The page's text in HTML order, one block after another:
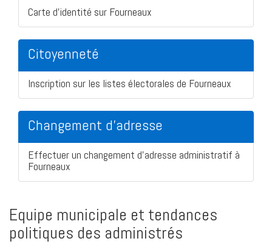
Carte d'identité sur Fourneaux
Citoyenneté
Inscription sur les listes électorales de Fourneaux
Changement d'adresse
Effectuer un changement d'adresse administratif à
Fourneaux
Equipe municipale et tendances
politiques des administrés